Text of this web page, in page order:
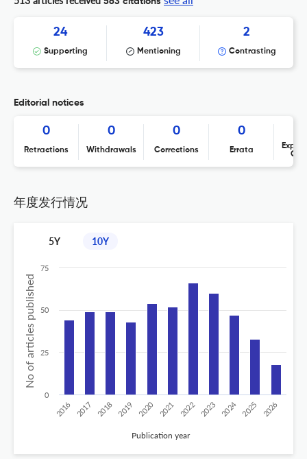
24
Supporting
423
Mentioning
2
Contrasting
Editorial notices
0
Retractions
0
Withdrawals
0
Corrections
0
Errata
年度发行情况
5Y 10Y
No of articles published
Publication year
2016 2017 2018 2019 2020 2021 2022 2023 2024 2025 2026
0
25
50
75